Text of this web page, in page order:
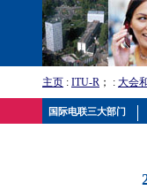
主页 : ITU-R ； : 大会
国际电联三大部门